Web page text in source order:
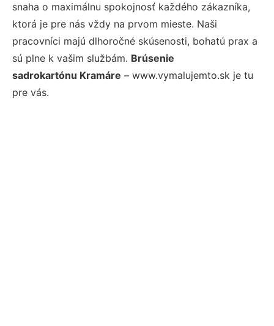
snaha o maximálnu spokojnosť každého zákazníka,
ktorá je pre nás vždy na prvom mieste. Naši
pracovníci majú dlhoročné skúsenosti, bohatú prax a
sú plne k vašim službám. Brúsenie
sadrokartónu Kramáre – www.vymalujemto.sk je tu
pre vás.